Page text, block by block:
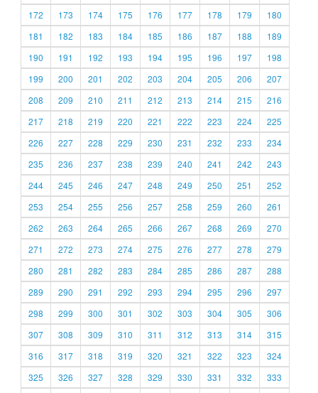
172
173 174 175 176 177 178 179
180
181
182 183 184 185 186 187 188
189
190
191 192 193 194 195 196 197
198
199
200 201 202 203 204 205 206
207
208
209 210 211 212 213 214 215
216
217
218 219 220 221 222 223 224
225
226
227 228 229 230 231 232 233
234
235
236 237 238 239 240 241 242
243
244
245 246 247 248 249 250 251
252
253
254 255 256 257 258 259 260
261
262
263 264 265 266 267 268 269
270
271
272 273 274 275 276 277 278
279
280
281 282 283 284 285 286 287
288
289
290 291 292 293 294 295 296
297
298
299 300 301 302 303 304 305
306
307
308 309 310 311 312 313 314
315
316
317 318 319 320 321 322 323
324
325
326 327 328 329 330 331 332
333